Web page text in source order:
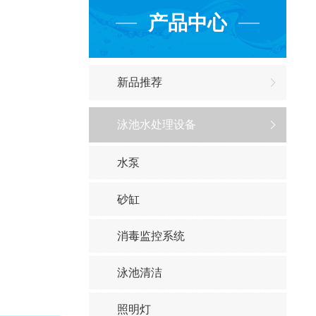
产品中心
新品推荐
泳池水处理设备
水泵
砂缸
消毒监控系统
泳池清洁
照明灯